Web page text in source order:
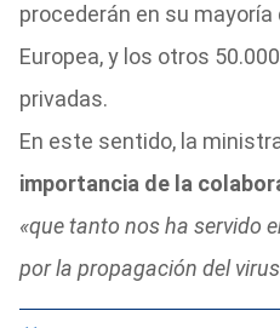
procederán en su mayoría
Europea, y los otros
privadas.
En este sentido, la
importancia de la
«que tanto nos ha servido
por la propagación del